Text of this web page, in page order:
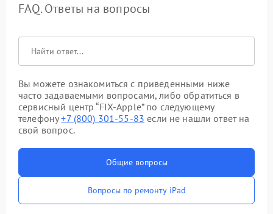
FAQ. Ответы на вопросы
Вы можете ознакомиться с приведенными ниже
часто задаваемыми вопросами, либо обратиться в
сервисный центр “FIX-Apple” по следующему
телефону+7 (800) 301-55-83 если не нашли ответ на
свой вопрос.
Общие вопросы
Вопросы по ремонту iPad